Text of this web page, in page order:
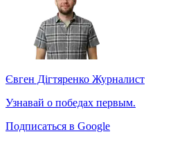
Євген Дігтяренко Журналист
Узнавай о победах первым.
Подписаться в Google